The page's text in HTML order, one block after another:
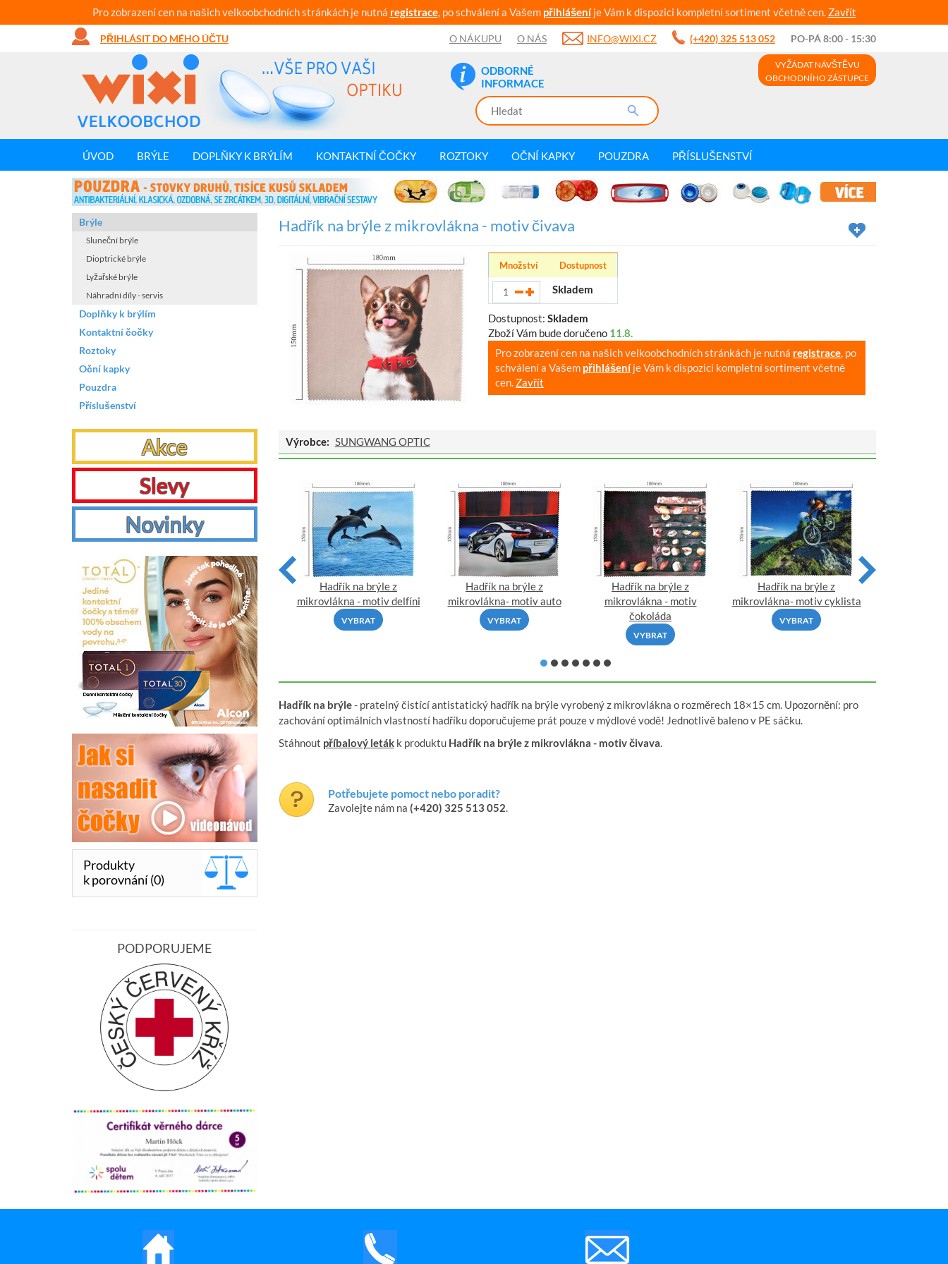
Pro zobrazení cen na našich velkoobchodních stránkách je nutná registrace, po schválení a Vašem přihlášeníje Vám k dispozici kompletní sortiment včetně cen. Zavřít
PŘIHLÁSIT DO MÉHO ÚČTU O NÁKUPU O NÁS INFO@WIXI.CZ (+420) 325 513 052 PO-PÁ 8:00 - 15:30
ODBORNÉ
INFORMACE
VYŽÁDAT NÁVŠTĚVU
OBCHODNÍHO ZÁSTUPCE
ÚVOD BRÝLE DOPLŇKY K BRÝLÍM KONTAKTNÍ ČOČKY ROZTOKY OČNÍ KAPKY POUZDRA PŘÍSLUŠENSTVÍ
Hadřík na brýle z mikrovlákna - motiv čivava
Množství Dostupnost
Skladem
Dostupnost: Skladem
Zboží Vám bude doručeno 11.8.
Pro zobrazení cen na našich velkoobchodních stránkách je nutná registrace, po
schválení a Vašem přihlášeníje Vám k dispozici kompletní sortiment včetně
cen. Zavřít
Výrobce: SUNGWANG OPTIC
Hadřík na brýle z
mikrovlákna- motiv sporťák
VYBRAT
Hadřík na brýle z
mikrovlákna- motiv žáby
VYBRAT
Hadřík na brýle z
mikrovlákna - motiv delfíni
VYBRAT
Hadřík na brýle z
mikrovlákna- motiv auto
VYBRAT
Hadřík na brýle z
mikrovlákna - motiv
čokoláda
VYBRAT
Hadřík na brýle z
mikrovlákna- motiv cyklista
VYBRAT
Hadřík na brýle- pratelný čistící antistatický hadřík na brýle vyrobený z mikrovlákna o rozměrech 18×15 cm. Upozornění: pro
zachování optimálních vlastností hadříku doporučujeme prát pouze v mýdlové vodě! Jednotlivě baleno v PE sáčku.
Stáhnout příbalový letákk produktu Hadřík na brýle z mikrovlákna - motiv čivava.
Potřebujete pomoct nebo poradit?
Zavolejte nám na (+420) 325 513 052.
Brýle
Sluneční brýle
Dioptrické brýle
Lyžařské brýle
Náhradní díly - servis
Doplňky k brýlím
Kontaktní čočky
Roztoky
Oční kapky
Pouzdra
Příslušenství
Akce
Slevy
Novinky
Produkty
k porovnání (0)
PODPORUJEME